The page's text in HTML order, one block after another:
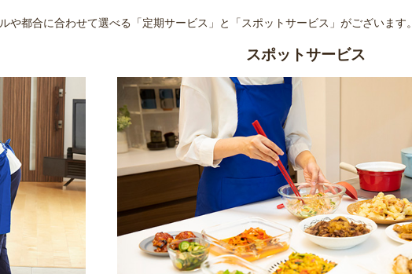
や都合に合わせて選べる 「定期サービス」と「スポットサービス」がございます。
スポットサービス